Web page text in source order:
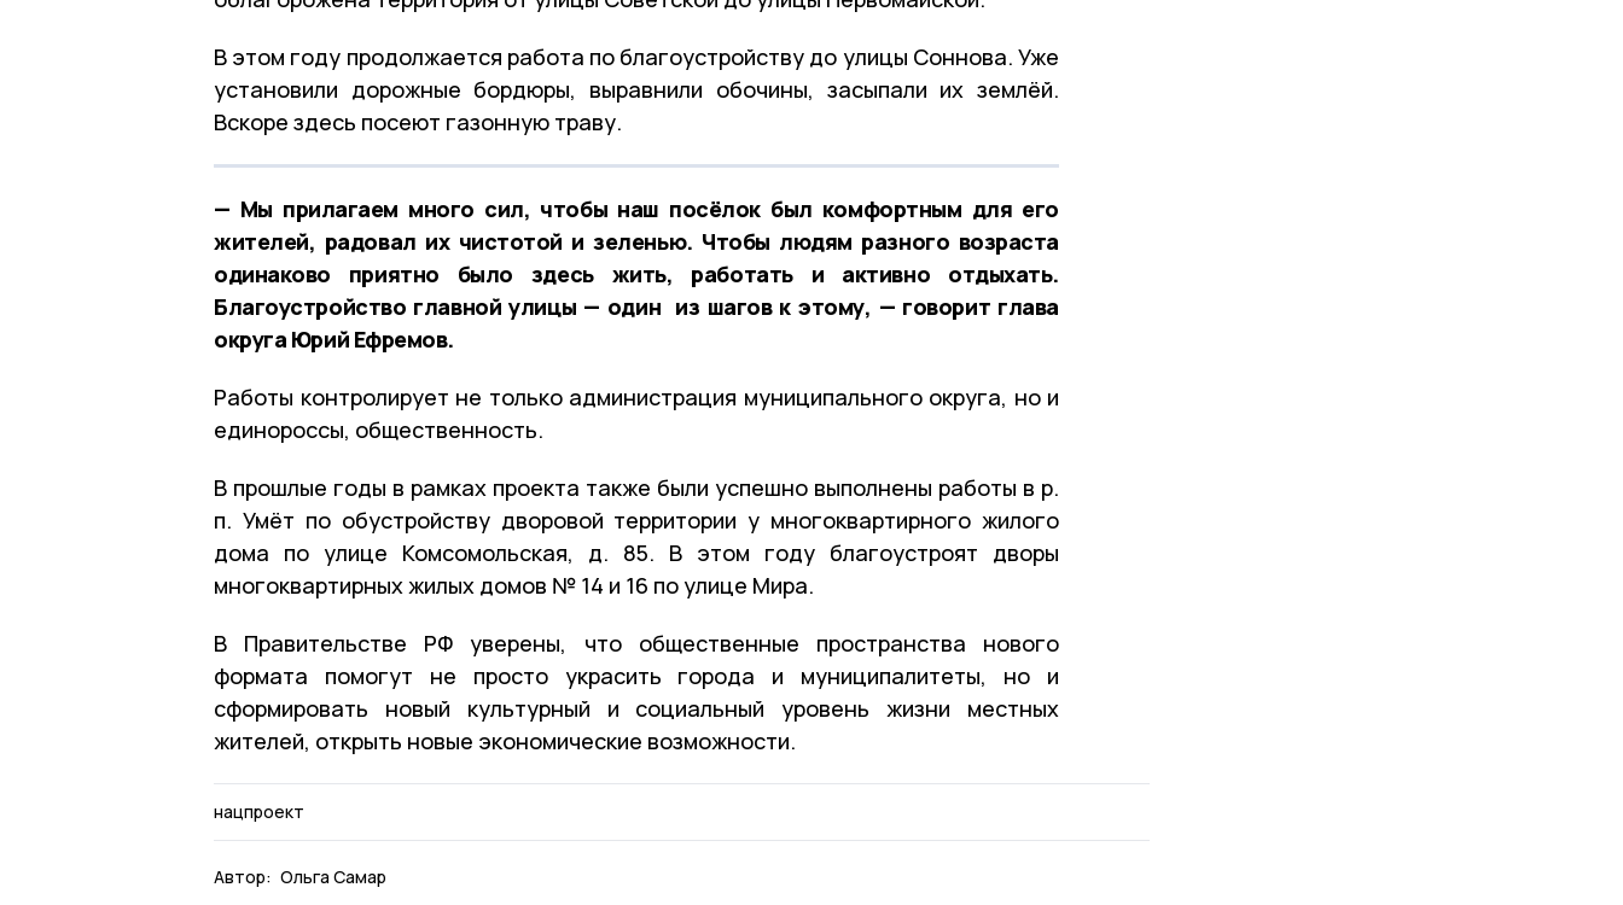
В этом году продолжается работа по благоустройству до улицы Соннова. Уже
установили дорожные бордюры, выравнили обочины, засыпали их землёй.
Вскоре здесь посеют газонную траву.
— Мы прилагаем много сил, чтобы наш посёлок был комфортным для его
жителей, радовал их чистотой и зеленью. Чтобы людям разного возраста
одинаково приятно было здесь жить, работать и активно отдыхать.
Благоустройство главной улицы — один из шагов к этому, — говорит глава
округа Юрий Ефремов.
Работы контролирует не только администрация муниципального округа, но и
единороссы, общественность.
В прошлые годы в рамках проекта также были успешно выполнены работы в р.
п. Умёт по обустройству дворовой территории у многоквартирного жилого
дома по улице Комсомольская, д. 85. В этом году благоустроят дворы
многоквартирных жилых домов № 14 и 16 по улице Мира.
В Правительстве РФ уверены, что общественные пространства нового
формата помогут не просто украсить города и муниципалитеты, но и
сформировать новый культурный и социальный уровень жизни местных
жителей, открыть новые экономические возможности.
нацпроект
Автор: Ольга Самар